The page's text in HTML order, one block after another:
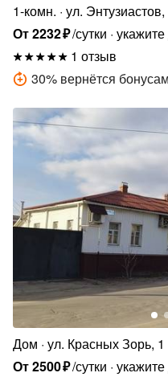
1-комн. ул. Энтузиастов,
От2232₽/сутки
1 отзыв
30% вернётся
Дом ул. Красных Зорь, 1
От2500₽/сутки